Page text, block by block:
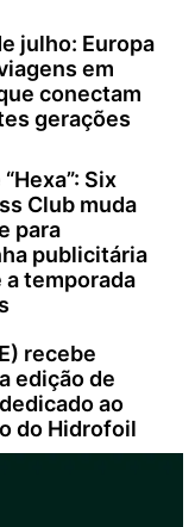
julho: Europa
em
conectam
gerações
Six
Club muda
para
publicitária
a temporada
recebe
edição de
ao
do Hidrofoil